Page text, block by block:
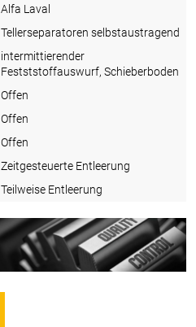
Alfa Laval
Tellerseparatoren selbstaustragend
intermittierender
Festststoffauswurf, Schieberboden
Offen
Offen
Offen
Zeitgesteuerte Entleerung
Teilweise Entleerung